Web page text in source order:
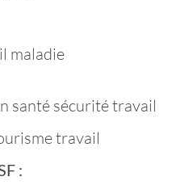
maladie
santé sécurité travail
travail
: